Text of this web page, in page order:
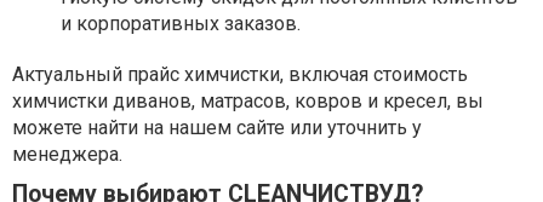
и корпоративных заказов.
Актуальный прайс химчистки, включая стоимость
химчистки диванов, матрасов, ковров и кресел, вы
можете найти на нашем сайте или уточнить у
менеджера.
Почему выбирают CLEANЧИСТВУД?